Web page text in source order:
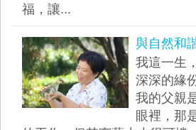
福，讓...
與自然和
我這一生
深深的緣
我的父親
眼裡，那